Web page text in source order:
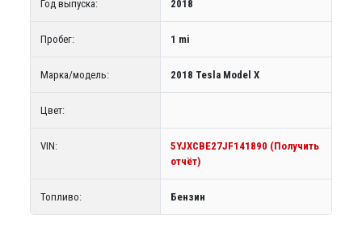
Год выпуска: 2018
Пробег: 1 mi
Марка/модель: 2018 Tesla Model X
Цвет:
VIN:
5YJXCBE27JF141890 (Получить
отчёт)
Топливо: Бензин